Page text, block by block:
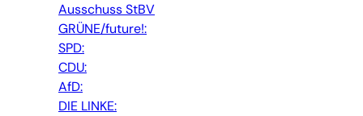
Ausschuss StBV
GRÜNE/future!:
SPD:
CDU:
AfD:
DIE LINKE: